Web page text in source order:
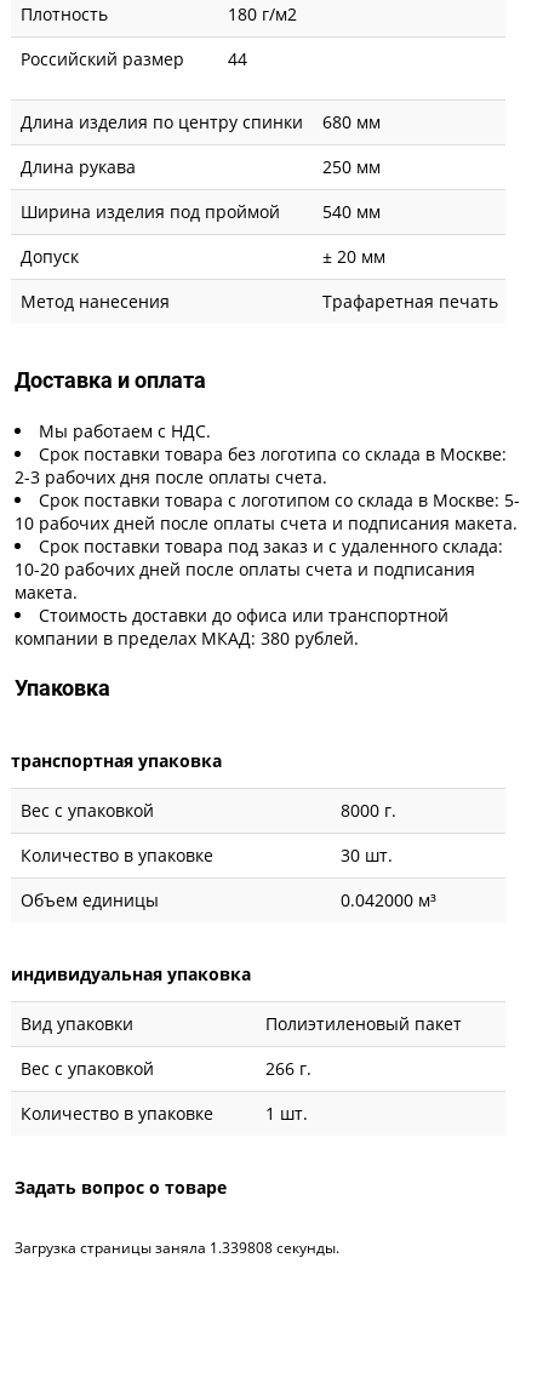
Плотность
180 г/м2
Российский размер
44
Длина изделия по центру спинки
680 мм
Длина рукава
250 мм
Ширина изделия под проймой
540 мм
Допуск
± 20 мм
Метод нанесения
Трафаретная печать
Доставка и оплата
Мы работаем с НДС.
Срок поставки товара без логотипа со склада в Москве:
2-3 рабочих дня после оплаты счета.
Срок поставки товара с логотипом со склада в Москве: 5-
10 рабочих дней после оплаты счета и подписания макета.
Срок поставки товара под заказ и с удаленного склада:
10-20 рабочих дней после оплаты счета и подписания
макета.
Стоимость доставки до офиса или транспортной
компании в пределах МКАД: 380 рублей.
Упаковка
транспортная упаковка
Вес с упаковкой
8000 г.
Количество в упаковке
30 шт.
Объем единицы
0.042000 м³
индивидуальная упаковка
Вид упаковки
Полиэтиленовый пакет
Вес с упаковкой
266 г.
Количество в упаковке
1 шт.
Задать вопрос о товаре
Загрузка страницы заняла 1.339808 секунды.